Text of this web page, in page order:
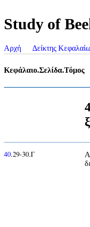
Study of
Αρχή Δείκτης
Κεφάλαιο.Σελίδα.Τόμος
40.29-30.Γ